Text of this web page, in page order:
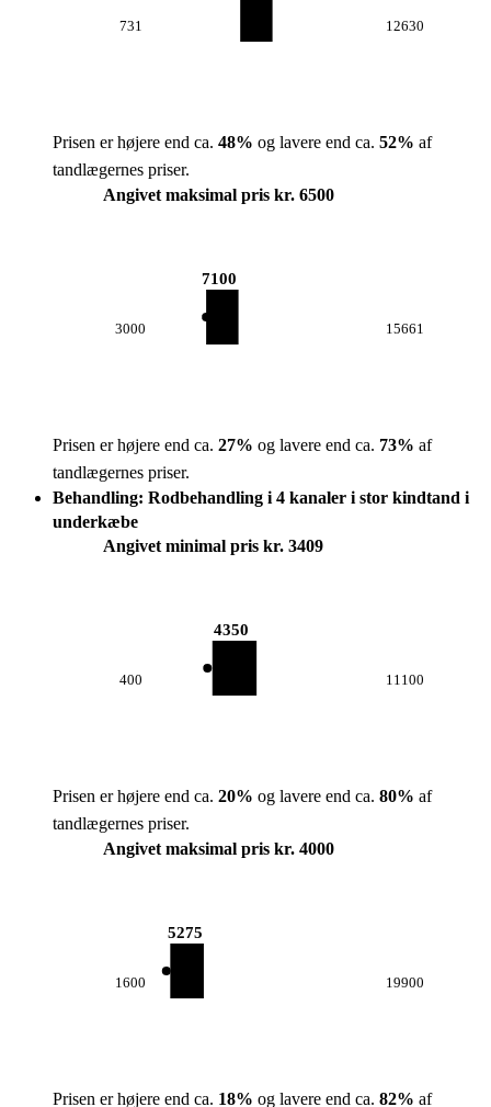
731 12630
Prisen er højere end ca. 48% og lavere end ca. 52% af
tandlægernes priser.
Angivet maksimal pris kr. 6500
3000
7100
15661
Prisen er højere end ca. 27% og lavere end ca. 73% af
tandlægernes priser.
Behandling: Rodbehandling i 4 kanaler i stor kindtand i
underkæbe
Angivet minimal pris kr. 3409
400
4350
11100
Prisen er højere end ca. 20% og lavere end ca. 80% af
tandlægernes priser.
Angivet maksimal pris kr. 4000
1600
5275
19900
Prisen er højere end ca. 18% og lavere end ca. 82% af